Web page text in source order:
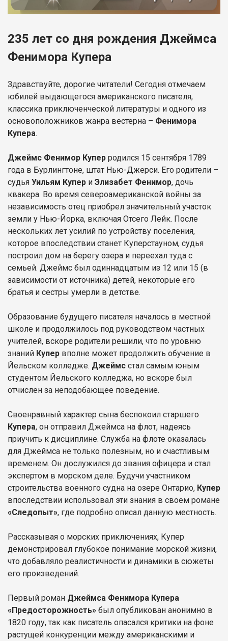
235 лет со дня рождения Джеймса
Фенимора Купера
Здравствуйте, дорогие читатели! Сегодня отмечаем
юбилей выдающегося американского писателя,
классика приключенческой литературы и одного из
основоположников жанра вестерна – Фенимора
Купера.
Джеймс Фенимор Купер родился 15 сентября 1789
года в Бурлингтоне, штат Нью-Джерси. Его родители –
судья Уильям Купер и Элизабет Фенимор, дочь
квакера. Во время североамериканской войны за
независимость отец приобрел значительный участок
земли у Нью-Йорка, включая Отсего Лейк. После
нескольких лет усилий по устройству поселения,
которое впоследствии станет Куперстауном, судья
построил дом на берегу озера и переехал туда с
семьей. Джеймс был одиннадцатым из 12 или 15 (в
зависимости от источника) детей, некоторые его
братья и сестры умерли в детстве.
Образование будущего писателя началось в местной
школе и продолжилось под руководством частных
учителей, вскоре родители решили, что по уровню
знаний Купер вполне может продолжить обучение в
Йельском колледже. Джеймс стал самым юным
студентом Йельского колледжа, но вскоре был
отчислен за неподобающее поведение.
Своенравный характер сына беспокоил старшего
Купера, он отправил Джеймса на флот, надеясь
приучить к дисциплине. Служба на флоте оказалась
для Джеймса не только полезным, но и счастливым
временем. Он дослужился до звания офицера и стал
экспертом в морском деле. Будучи участником
строительства военного судна на озере Онтарио, Купер
впоследствии использовал эти знания в своем романе
«Следопыт», где подробно описал данную местность.
Рассказывая о морских приключениях, Купер
демонстрировал глубокое понимание морской жизни,
что добавляло реалистичности и динамики в сюжеты
его произведений.
Первый роман Джеймса Фенимора Купера
«Предосторожность» был опубликован анонимно в
1820 году, так как писатель опасался критики на фоне
растущей конкуренции между американскими и